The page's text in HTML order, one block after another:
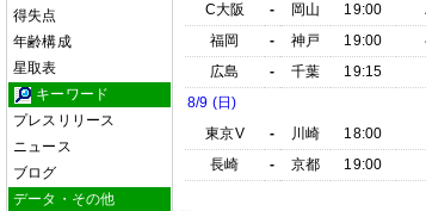
得失点
年齢構成
星取表
キーワード
プレスリリース
ニュース
ブログ
データ・その他
C大阪
- 岡山 19:00
福岡
- 神戸 19:00
広島
- 千葉 19:15
8/9 (日)
東京V
- 川崎 18:00
長崎
- 京都 19:00